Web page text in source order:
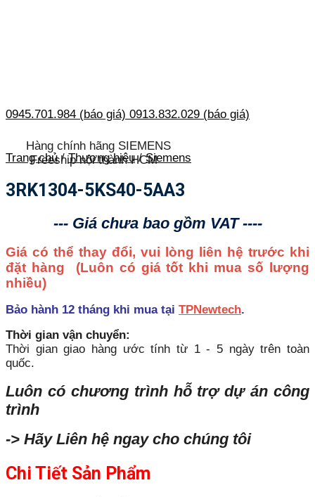
0945.701.984 (báo giá) 0913.832.029 (báo giá)
Hàng chính hãng SIEMENS
Freeship nội thành HCM
Trang chủ / Thương hiệu / Siemens
3RK1304-5KS40-5AA3
--- Giá chưa bao gồm VAT ----
Giá có thể thay đổi, vui lòng liên hệ trước khi
đặt hàng (Luôn có giá tốt khi mua số lượng
nhiều)
Bảo hành 12 tháng khi mua tại TPNewtech.
Thời gian vận chuyển:
Thời gian giao hàng ước tính từ 1 - 5 ngày trên toàn
quốc.
Luôn có chương trình hỗ trợ dự án công
trình
-> Hãy Liên hệ ngay cho chúng tôi
Chi Tiết Sản Phẩm